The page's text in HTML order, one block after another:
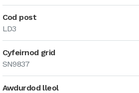
Cod post
LD3
Cyfeirnod grid
SN9837
Awdurdod lleol